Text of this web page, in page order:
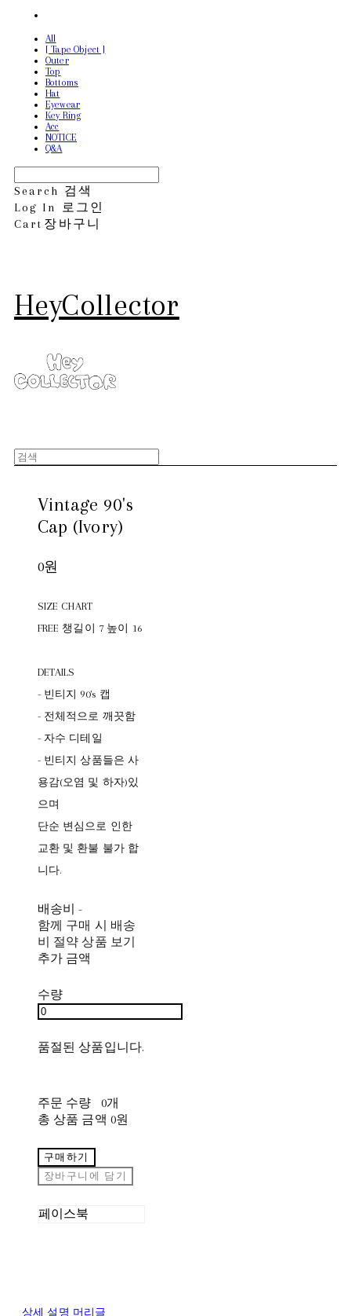
All
[ Tape Object ]
Outer
Top
Bottoms
Hat
Eyewear
Key Ring
Acc
NOTICE
Q&A
Search 검색
Log In
로그인
Cart 장바구니
HeyCollector
Vintage 90's
Cap (Ivory)
0원
SIZE CHART
FREE 챙길이 7 높이 16
DETAILS
- 빈티지 90's 캡
- 전체적으로 깨끗함
- 자수 디테일
- 빈티지 상품들은 사
용감(오염 및 하자)있
으며
단순 변심으로 인한
교환 및 환불 불가 합
니다.
배송비-
함께 구매 시 배송
비 절약 상품 보기
추가 금액
수량
품절된 상품입니다.
주문 수량
0개
총 상품 금액 0원
구매하기
장바구니에 담기
페이스북
상세 설명 머리글